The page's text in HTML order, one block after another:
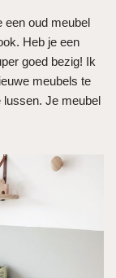
een oud meubel
Heb je een
goed bezig! Ik
meubels te
lussen. Je meubel